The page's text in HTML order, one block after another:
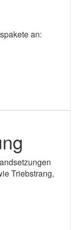
an:
Triebstrang,